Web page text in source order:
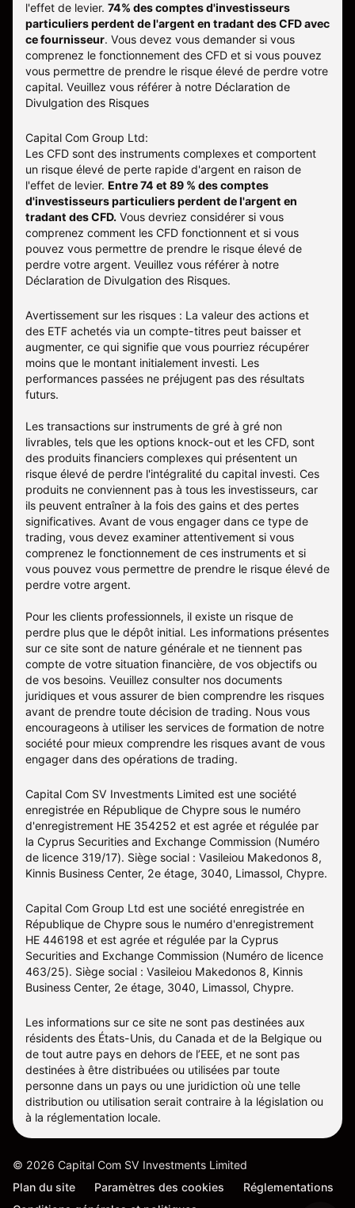
l'effet de levier. 74% des comptes d'investisseurs
particuliers perdent de l'argent en tradant des CFD avec
ce fournisseur. Vous devez vous demander si vous
comprenez le fonctionnement des CFD et si vous pouvez
vous permettre de prendre le risque élevé de perdre votre
capital. Veuillez vous référer à notre Déclaration de
Divulgation des Risques
Capital Com Group Ltd:
Les CFD sont des instruments complexes et comportent
un risque élevé de perte rapide d'argent en raison de
l'effet de levier. Entre 74 et 89 % des comptes
d'investisseurs particuliers perdent de l'argent en
tradant des CFD. Vous devriez considérer si vous
comprenez comment les CFD fonctionnent et si vous
pouvez vous permettre de prendre le risque élevé de
perdre votre argent. Veuillez vous référer à notre
Déclaration de Divulgation des Risques.
Avertissement sur les risques : La valeur des actions et
des ETF achetés via un compte-titres peut baisser et
augmenter, ce qui signifie que vous pourriez récupérer
moins que le montant initialement investi. Les
performances passées ne préjugent pas des résultats
futurs.
Les transactions sur instruments de gré à gré non
livrables, tels que les options knock-out et les CFD, sont
des produits financiers complexes qui présentent un
risque élevé de perdre l'intégralité du capital investi. Ces
produits ne conviennent pas à tous les investisseurs, car
ils peuvent entraîner à la fois des gains et des pertes
significatives. Avant de vous engager dans ce type de
trading, vous devez examiner attentivement si vous
comprenez le fonctionnement de ces instruments et si
vous pouvez vous permettre de prendre le risque élevé de
perdre votre argent.
Pour les clients professionnels, il existe un risque de
perdre plus que le dépôt initial. Les informations présentes
sur ce site sont de nature générale et ne tiennent pas
compte de votre situation financière, de vos objectifs ou
de vos besoins. Veuillez consulter nos documents
juridiques et vous assurer de bien comprendre les risques
avant de prendre toute décision de trading. Nous vous
encourageons à utiliser les services de formation de notre
société pour mieux comprendre les risques avant de vous
engager dans des opérations de trading.
Capital Com SV Investments Limited est une société
enregistrée en République de Chypre sous le numéro
d'enregistrement HE 354252 et est agrée et régulée par
la Cyprus Securities and Exchange Commission (Numéro
de licence 319/17). Siège social : Vasileiou Makedonos 8,
Kinnis Business Center, 2e étage, 3040, Limassol, Chypre.
Capital Com Group Ltd est une société enregistrée en
République de Chypre sous le numéro d'enregistrement
ΗΕ 446198 et est agrée et régulée par la Cyprus
Securities and Exchange Commission (Numéro de licence
463/25). Siège social : Vasileiou Makedonos 8, Kinnis
Business Center, 2e étage, 3040, Limassol, Chypre.
Les informations sur ce site ne sont pas destinées aux
résidents des États-Unis, du Canada et de la Belgique ou
de tout autre pays en dehors de l’EEE, et ne sont pas
destinées à être distribuées ou utilisées par toute
personne dans un pays ou une juridiction où une telle
distribution ou utilisation serait contraire à la législation ou
à la réglementation locale.
© 2026 Capital Com SV Investments Limited
Plan du site
Paramètres des cookies
Réglementations